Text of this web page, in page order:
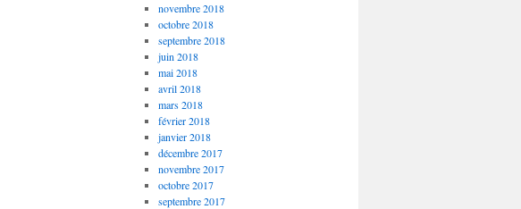
novembre 2018
octobre 2018
septembre 2018
juin 2018
mai 2018
avril 2018
mars 2018
février 2018
janvier 2018
décembre 2017
novembre 2017
octobre 2017
septembre 2017